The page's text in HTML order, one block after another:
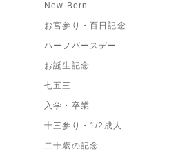
New Born
お宮参り・百日記念
ハーフバースデー
お誕生記念
七五三
入学・卒業
十三参り・1/2成人
二十歳の記念